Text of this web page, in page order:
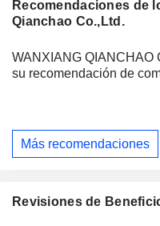
Recomendaciones de
Qianchao Co.,Ltd.
WANXIANG QIANCHAO
su recomendación de
Más recomendaciones
Revisiones de